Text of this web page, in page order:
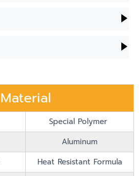
Material
Special Polymer
Aluminum
Heat Resistant Formula